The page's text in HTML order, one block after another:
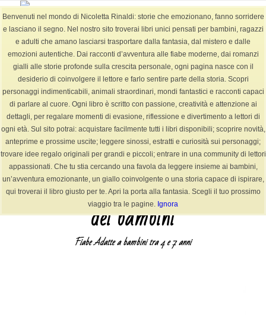
Benvenuti nel mondo di Nicoletta Rinaldi: storie che emozionano, fanno sorridere
e lasciano il segno. Nel nostro sito troverai libri unici pensati per bambini, ragazzi
e adulti che amano lasciarsi trasportare dalla fantasia, dal mistero e dalle
emozioni autentiche. Dai racconti d’avventura alle fiabe moderne, dai romanzi
gialli alle storie profonde sulla crescita personale, ogni pagina nasce con il
desiderio di coinvolgere il lettore e farlo sentire parte della storia. Scopri
personaggi indimenticabili, animali straordinari, mondi fantastici e racconti capaci
di parlare al cuore. Ogni libro è scritto con passione, creatività e attenzione ai
dettagli, per regalare momenti di evasione, riflessione e divertimento a lettori di
ogni età. Sul sito potrai: acquistare facilmente tutti i libri disponibili; scoprire novità,
anteprime e prossime uscite; leggere sinossi, estratti e curiosità sui personaggi;
trovare idee regalo originali per grandi e piccoli; entrare in una community di lettori
appassionati. Che tu stia cercando una favola da leggere insieme ai bambini,
un’avventura emozionante, un giallo coinvolgente o una storia capace di ispirare,
qui troverai il libro giusto per te. Apri la porta alla fantasia. Scegli il tuo prossimo
viaggio tra le pagine. Ignora
BLOG
Sei in: Home / BLOG / autore / PILLO – Il Guardiano invisibile dei bambini
PILLO – Il Guardiano invisibile dei bambini
5 Marzo 2026 0 Commenti / in cultura Fiabe +6-12 anni
Nicoletta Rinaldi
Pillo –Il guardiano invisibile
dei bambini
FiabeAdatte a bambini tra 4 e 7 anni